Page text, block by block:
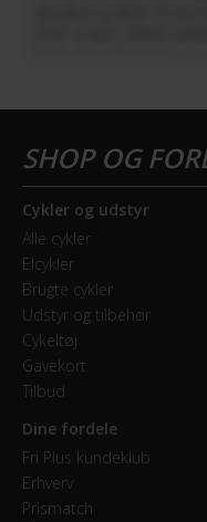
Cykler og udstyr
Alle cykler
Elcykler
Brugte cykler
Udstyr og tilbehør
Cykeltøj
Gavekort
Tilbud
Dine fordele
Fri Plus kundeklub
Erhverv
Prismatch